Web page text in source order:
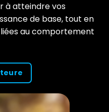
à atteindre vos
de base, tout en
au comportement